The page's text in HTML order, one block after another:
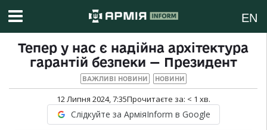
EN
Тепер у нас є надійна архітектура
гарантій безпеки — Президент
ВАЖЛИВІ НОВИНИ НОВИНИ
12 Липня 2024, 7:35Прочитаєте за: < 1 хв.
Слідкуйте за АрміяInform в Google